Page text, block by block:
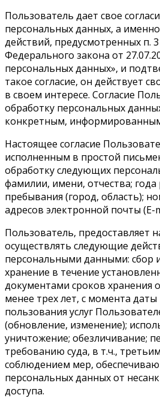
Пользователь дает свое
персональных данных, а
действий, предусмотренных п. 3
Федерального закона от
персональных данных», и
такое согласие, он действует
в своем интересе. Согласие
обработку персональных
конкретным,
Настоящее согласие
исполненным в простой
обработку следующих
фамилии, имени, отчества;
пребывания (город, область);
адресов электронной почты (E-
Пользователь, предоставляет
осуществлять следующие
персональными данными: сбор
хранение в течение
документами сроков хранения
менее трех лет, с момента
пользования услуг
(обновление, изменение);
уничтожение; обезличивание;
требованию суда, в т.ч.,
соблюдением мер,
персональных данных от
доступа.